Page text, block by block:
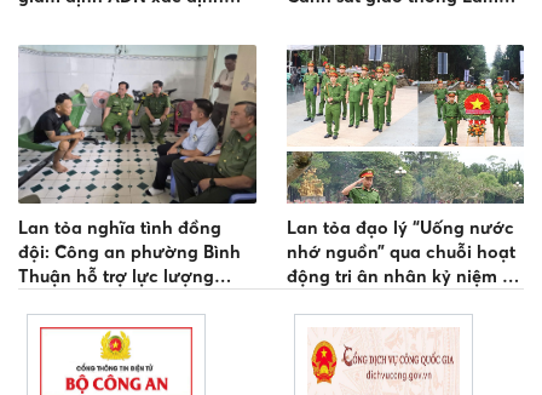
Lan tỏa nghĩa tình đồng
đội: Công an phường Bình
Thuận hỗ trợ lực lượng
trật tự ở cơ sở
Lan tỏa đạo lý “Uống nước
nhớ nguồn” qua chuỗi hoạt
động tri ân nhân kỷ niệm 79
Liệt sĩ